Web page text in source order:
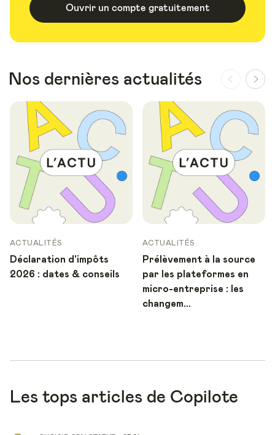
Ouvrir un compte gratuitement
Nos dernières actualités
ACTUALITÉS
Déclaration d'impôts
2026 : dates & conseils
ACTUALITÉS
Prélèvement à la source
par les plateformes en
micro-entreprise : les
changem...
Les tops articles de Copilote